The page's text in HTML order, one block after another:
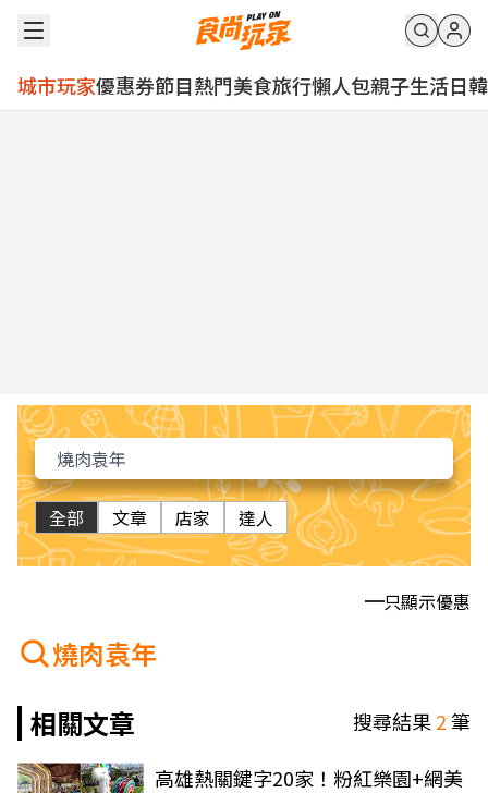
城市玩家優惠券節目熱門美食旅行懶人包親子生活日韓
全部 文章 店家 達人
只顯示優惠
燒肉袁年
相關文章
搜尋結果2筆
高雄熱關鍵字20家！粉紅樂園+網美